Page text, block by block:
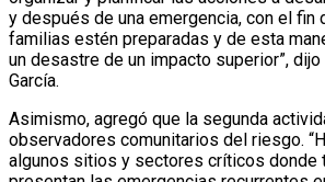
y después de una emergencia, con el fin
familias estén preparadas y de esta
un desastre de un impacto superior”,
García.
Asimismo, agregó que la segunda
observadores comunitarios del riesgo.
algunos sitios y sectores críticos donde